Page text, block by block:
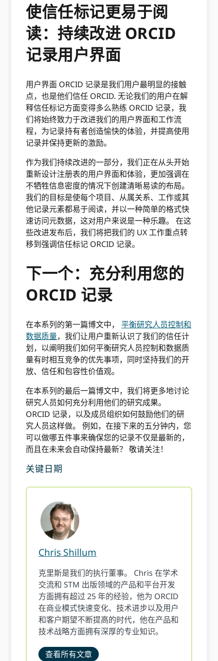
使信任标记更易于阅
读：持续改进 ORCID
记录用户界面
用户界面 ORCID 记录是我们用户最明显的接触
点，也是他们信任 ORCID. 无论我们的用户在解
释信任标记方面变得多么熟练 ORCID 记录，我
们将始终致力于改进我们的用户界面和工作流
程，为记录持有者创造愉快的体验，并提高使用
记录并保持更新的激励。
作为我们持续改进的一部分，我们正在从头开始
重新设计注册表的用户界面和体验，更加强调在
不牺牲信息密度的情况下创建清晰易读的布局。
我们的目标是使每个项目、从属关系、工作或其
他记录元素都易于阅读，并以一种简单的格式快
速访问元数据，这对用户来说是一种乐趣。 在这
些改进发布后，我们将把我们的 UX 工作重点转
移到强调信任标记 ORCID 记录。
下一个：充分利用您的
ORCID 记录
在本系列的第一篇博文中，平衡研究人员控制和
数据质量，我们让用户重新认识了我们的信任计
划，以阐明我们如何平衡研究人员控制和数据质
量有时相互竞争的优先事项，同时坚持我们的开
放、信任和包容性价值观。
在本系列的最后一篇博文中，我们将更多地讨论
研究人员如何充分利用他们的研究成果。
ORCID 记录，以及成员组织如何鼓励他们的研
究人员这样做。 例如，在接下来的五分钟内，您
可以做哪五件事来确保您的记录不仅是最新的，
而且在未来会自动保持最新？ 敬请关注！
关键日期
Chris Shillum
克里斯是我们的执行董事。 Chris 在学术
交流和 STM 出版领域的产品和平台开发
方面拥有超过 25 年的经验，他为 ORCID
在商业模式快速变化、技术进步以及用户
和客户期望不断提高的时代，他在产品和
技术战略方面拥有深厚的专业知识。
查看所有文章